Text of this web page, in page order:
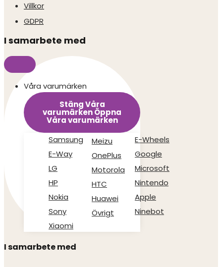
Villkor
GDPR
I samarbete med
Våra varumärken
Stäng Våra
varumärkenÖppna
Våra varumärken
Samsung
E-Way
LG
HP
Nokia
Sony
Xiaomi
Meizu
OnePlus
Motorola
HTC
Huawei
Övrigt
E-Wheels
Google
Microsoft
Nintendo
Apple
Ninebot
I samarbete med